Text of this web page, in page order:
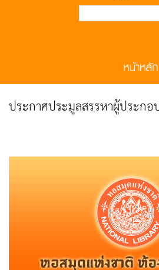
ประกาศประมูลสรรหาผู้ประกอ